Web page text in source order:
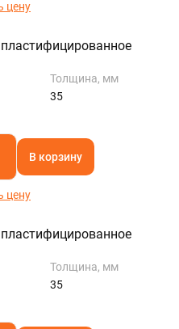
цену
Толщина, мм
35
В корзину
цену
Толщина, мм
35